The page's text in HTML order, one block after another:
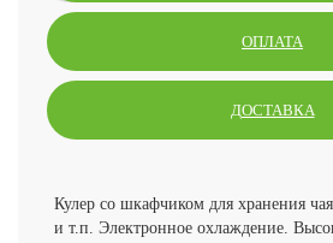
ОПЛАТА
ДОСТАВКА
Кулер со шкафчиком для хранения
и т.п. Электронное охлаждение.